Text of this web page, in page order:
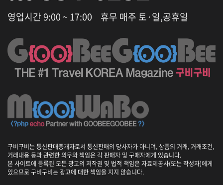
영업시간 9:00 ~ 17:00 휴무 매주 토·일,공휴일
구비구비는 통신판매중개자로서 통신판매의 당사자가 아니며, 상품의 거래, 거래조건,
거래내용 등과 관련한 의무와 책임은 각 판매자 및 구매자에게 있습니다.
본 사이트에 등록된 모든 광고의 저작권 및 법적 책임은 자료제공사(또는 작성자)에게
있으므로 구비구비는 광고에 대한 책임을 지지 않습니다.